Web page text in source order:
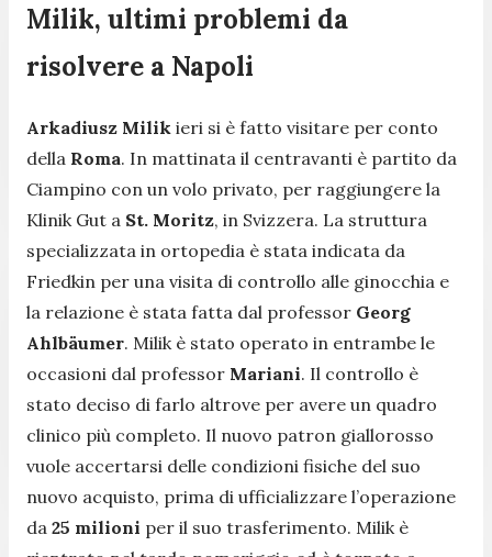
Milik, ultimi problemi da
risolvere a Napoli
Arkadiusz Milik ieri si è fatto visitare per conto
della Roma. In mattinata il centravanti è partito da
Ciampino con un volo privato, per raggiungere la
Klinik Gut a St. Moritz, in Svizzera. La struttura
specializzata in ortopedia è stata indicata da
Friedkin per una visita di controllo alle ginocchia e
la relazione è stata fatta dal professor Georg
Ahlbäumer. Milik è stato operato in entrambe le
occasioni dal professor Mariani. Il controllo è
stato deciso di farlo altrove per avere un quadro
clinico più completo. Il nuovo patron giallorosso
vuole accertarsi delle condizioni fisiche del suo
nuovo acquisto, prima di ufficializzare l’operazione
da 25 milioni per il suo trasferimento. Milik è